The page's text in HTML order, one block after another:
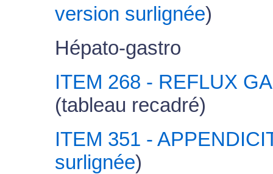
version surlignée)
Hépato-gastro
ITEM 268 - REFLUX
(tableau recadré)
ITEM 351 -
surlignée)